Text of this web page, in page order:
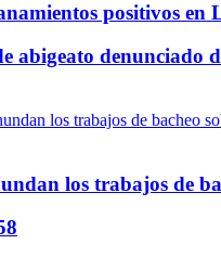
positivos en
abigeato denunciado
los trabajos de